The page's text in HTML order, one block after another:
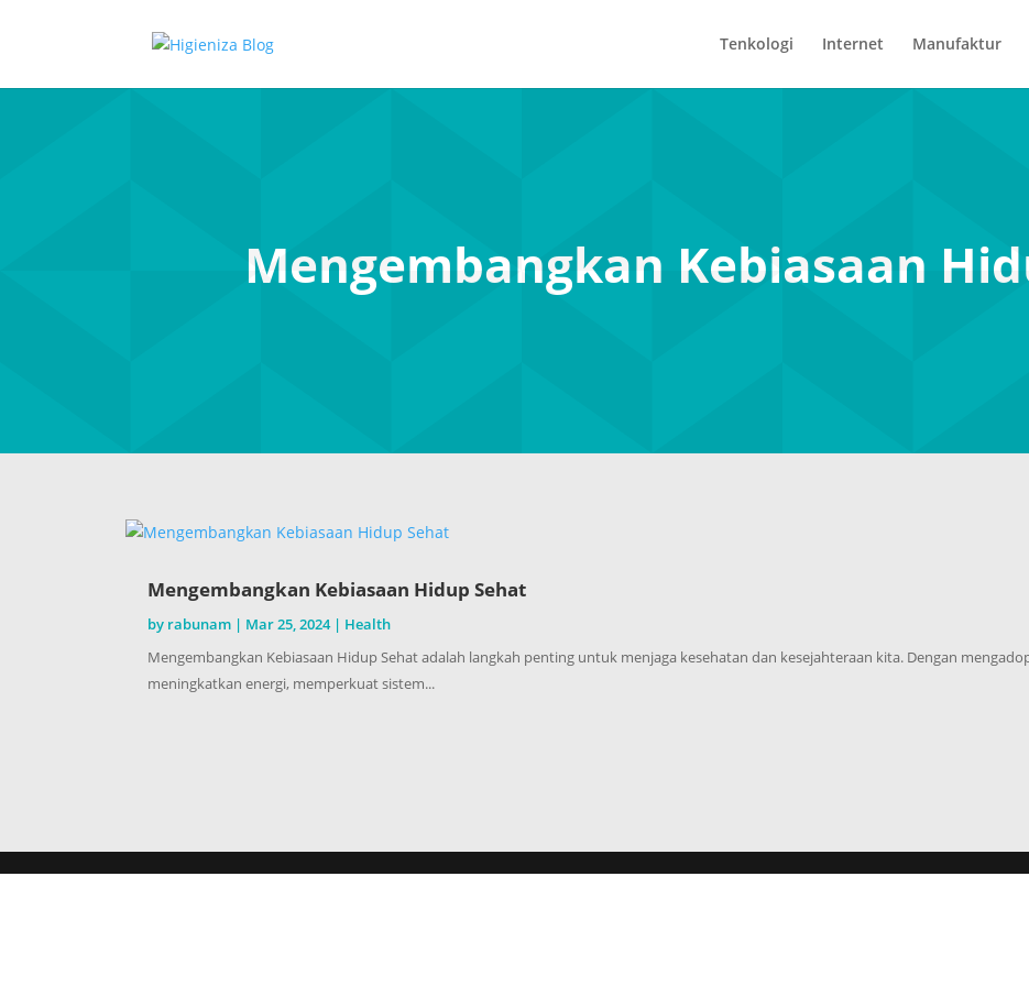
Tenkologi Internet Manufaktur
Mengembangkan Kebiasaan
Mengembangkan Kebiasaan Hidup Sehat
by rabunam | Mar 25, 2024| Health
Mengembangkan Kebiasaan Hidup Sehat adalah langkah penting untuk menjaga kesehatan dan kesejahteraan kita. Dengan
meningkatkan energi, memperkuat sistem...